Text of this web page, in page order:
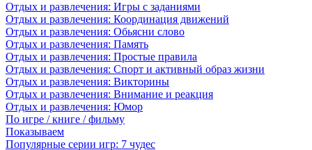
Отдых и развлечения: Игры с заданиями
Отдых и развлечения: Координация движений
Отдых и развлечения: Обьясни слово
Отдых и развлечения: Память
Отдых и развлечения: Простые правила
Отдых и развлечения: Спорт и активный образ жизни
Отдых и развлечения: Викторины
Отдых и развлечения: Внимание и реакция
Отдых и развлечения: Юмор
По игре / книге / фильму
Показываем
Популярные серии игр: 7 чудес